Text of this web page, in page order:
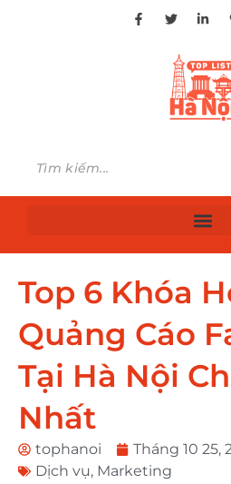
Top 6 Khóa
Quảng Cáo
Tại Hà Nội
Nhất
tophanoi
Tháng 10 25,
Dịch vụ, Marketing